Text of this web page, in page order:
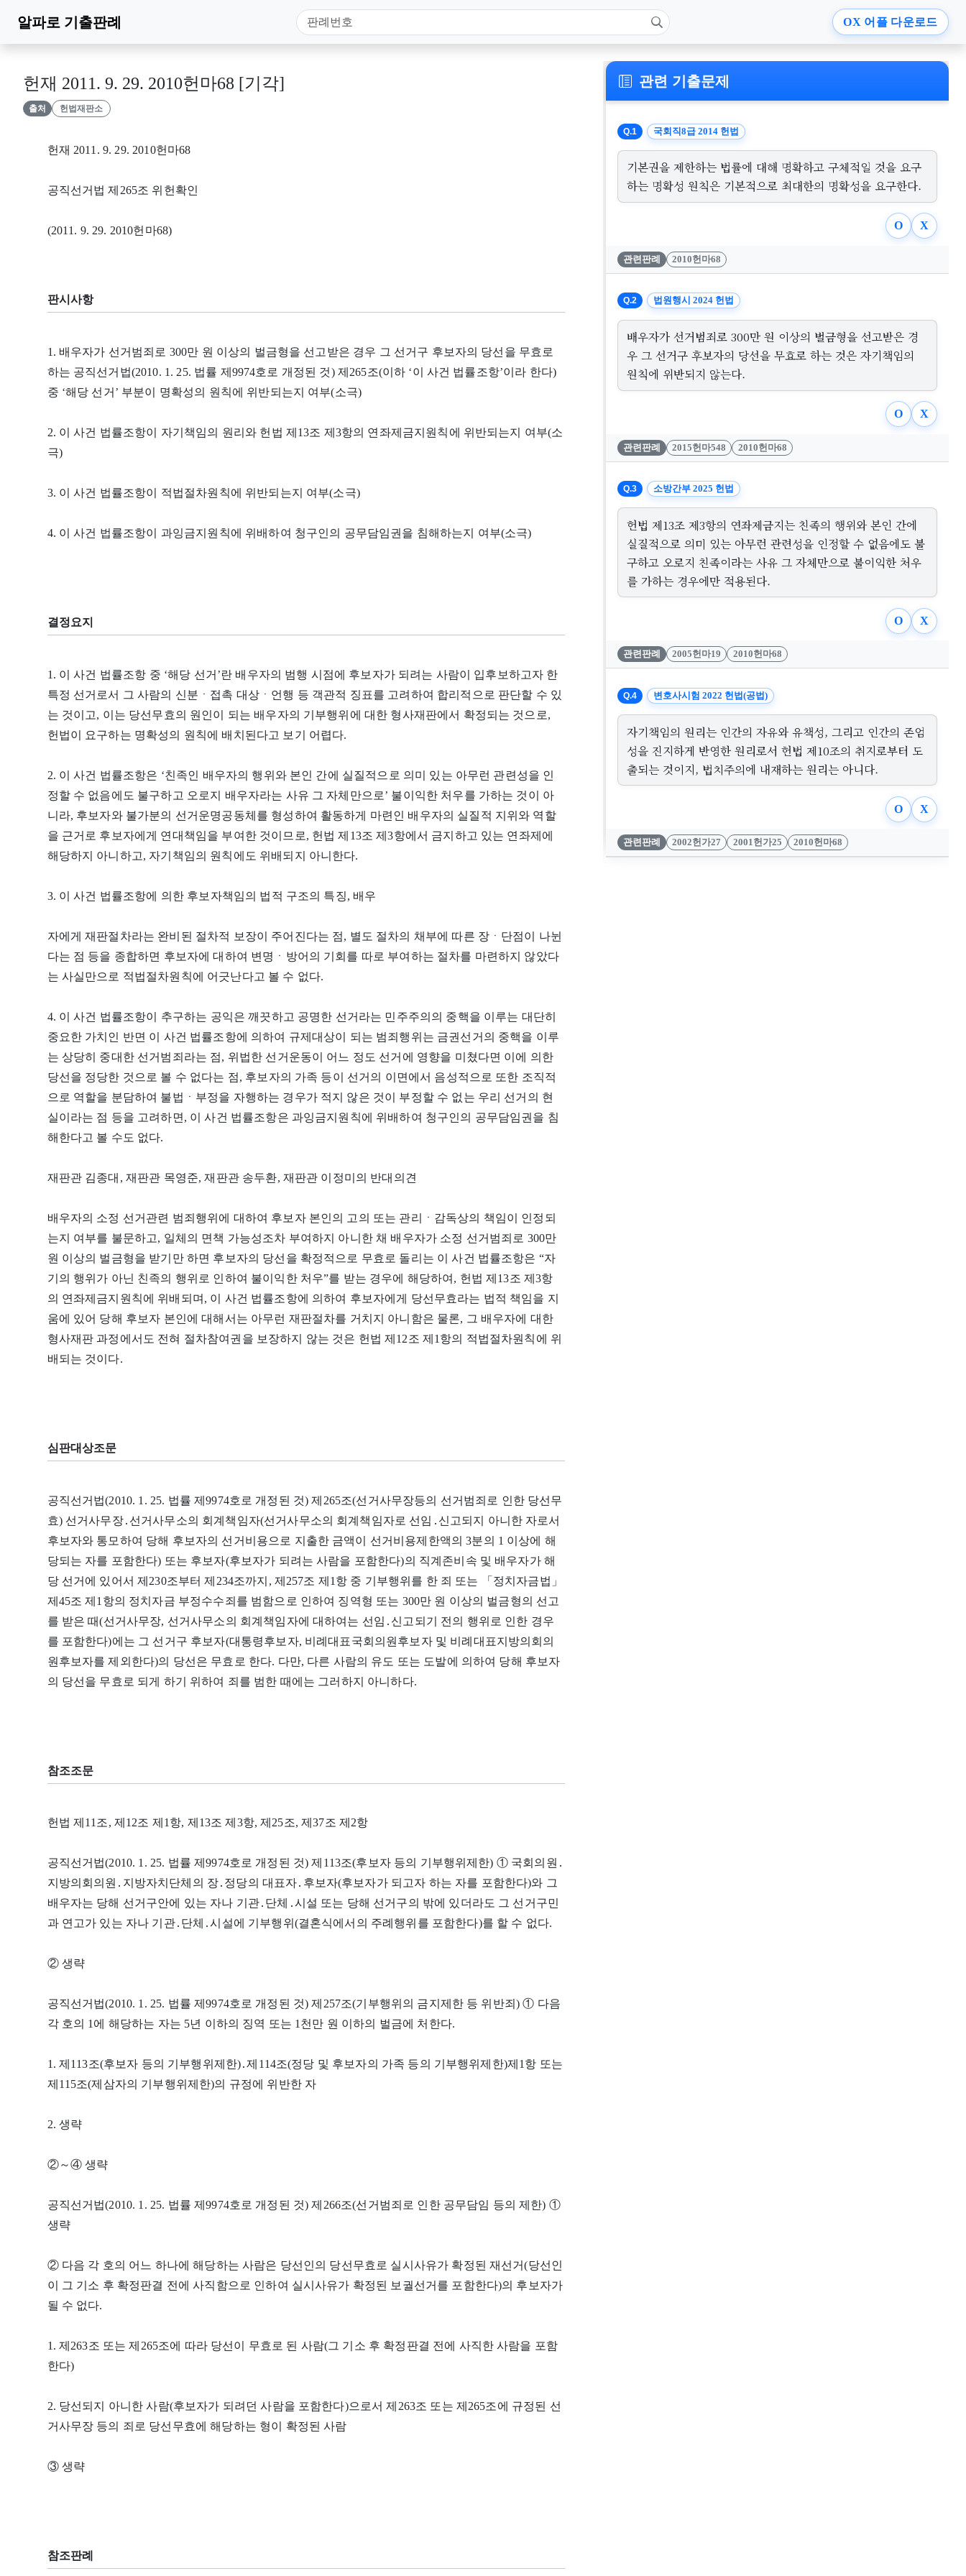
알파로 기출판례 OX 어플 다운로드
헌재 2011. 9. 29. 2010헌마68 [기각]
출처 헌법재판소
헌재 2011. 9. 29. 2010헌마68
공직선거법 제265조 위헌확인
(2011. 9. 29. 2010헌마68)
판시사항
1. 배우자가 선거범죄로 300만 원 이상의 벌금형을 선고받은 경우 그 선거구 후보자의 당선을 무효로
하는 공직선거법(2010. 1. 25. 법률 제9974호로 개정된 것) 제265조(이하 ‘이 사건 법률조항’이라 한다)
중 ‘해당 선거’ 부분이 명확성의 원칙에 위반되는지 여부(소극)
2. 이 사건 법률조항이 자기책임의 원리와 헌법 제13조 제3항의 연좌제금지원칙에 위반되는지 여부(소
극)
3. 이 사건 법률조항이 적법절차원칙에 위반되는지 여부(소극)
4. 이 사건 법률조항이 과잉금지원칙에 위배하여 청구인의 공무담임권을 침해하는지 여부(소극)
결정요지
1. 이 사건 법률조항 중 ‘해당 선거’란 배우자의 범행 시점에 후보자가 되려는 사람이 입후보하고자 한
특정 선거로서 그 사람의 신분ㆍ접촉 대상ㆍ언행 등 객관적 징표를 고려하여 합리적으로 판단할 수 있
는 것이고, 이는 당선무효의 원인이 되는 배우자의 기부행위에 대한 형사재판에서 확정되는 것으로,
헌법이 요구하는 명확성의 원칙에 배치된다고 보기 어렵다.
2. 이 사건 법률조항은 ‘친족인 배우자의 행위와 본인 간에 실질적으로 의미 있는 아무런 관련성을 인
정할 수 없음에도 불구하고 오로지 배우자라는 사유 그 자체만으로’ 불이익한 처우를 가하는 것이 아
니라, 후보자와 불가분의 선거운명공동체를 형성하여 활동하게 마련인 배우자의 실질적 지위와 역할
을 근거로 후보자에게 연대책임을 부여한 것이므로, 헌법 제13조 제3항에서 금지하고 있는 연좌제에
해당하지 아니하고, 자기책임의 원칙에도 위배되지 아니한다.
3. 이 사건 법률조항에 의한 후보자책임의 법적 구조의 특징, 배우
자에게 재판절차라는 완비된 절차적 보장이 주어진다는 점, 별도 절차의 채부에 따른 장ㆍ단점이 나뉜
다는 점 등을 종합하면 후보자에 대하여 변명ㆍ방어의 기회를 따로 부여하는 절차를 마련하지 않았다
는 사실만으로 적법절차원칙에 어긋난다고 볼 수 없다.
4. 이 사건 법률조항이 추구하는 공익은 깨끗하고 공명한 선거라는 민주주의의 중핵을 이루는 대단히
중요한 가치인 반면 이 사건 법률조항에 의하여 규제대상이 되는 범죄행위는 금권선거의 중핵을 이루
는 상당히 중대한 선거범죄라는 점, 위법한 선거운동이 어느 정도 선거에 영향을 미쳤다면 이에 의한
당선을 정당한 것으로 볼 수 없다는 점, 후보자의 가족 등이 선거의 이면에서 음성적으로 또한 조직적
으로 역할을 분담하여 불법ㆍ부정을 자행하는 경우가 적지 않은 것이 부정할 수 없는 우리 선거의 현
실이라는 점 등을 고려하면, 이 사건 법률조항은 과잉금지원칙에 위배하여 청구인의 공무담임권을 침
해한다고 볼 수도 없다.
재판관 김종대, 재판관 목영준, 재판관 송두환, 재판관 이정미의 반대의견
배우자의 소정 선거관련 범죄행위에 대하여 후보자 본인의 고의 또는 관리ㆍ감독상의 책임이 인정되
는지 여부를 불문하고, 일체의 면책 가능성조차 부여하지 아니한 채 배우자가 소정 선거범죄로 300만
원 이상의 벌금형을 받기만 하면 후보자의 당선을 확정적으로 무효로 돌리는 이 사건 법률조항은 “자
기의 행위가 아닌 친족의 행위로 인하여 불이익한 처우”를 받는 경우에 해당하여, 헌법 제13조 제3항
의 연좌제금지원칙에 위배되며, 이 사건 법률조항에 의하여 후보자에게 당선무효라는 법적 책임을 지
움에 있어 당해 후보자 본인에 대해서는 아무런 재판절차를 거치지 아니함은 물론, 그 배우자에 대한
형사재판 과정에서도 전혀 절차참여권을 보장하지 않는 것은 헌법 제12조 제1항의 적법절차원칙에 위
배되는 것이다.
심판대상조문
공직선거법(2010. 1. 25. 법률 제9974호로 개정된 것) 제265조(선거사무장등의 선거범죄로 인한 당선무
효) 선거사무장․선거사무소의 회계책임자(선거사무소의 회계책임자로 선임․신고되지 아니한 자로서
후보자와 통모하여 당해 후보자의 선거비용으로 지출한 금액이 선거비용제한액의 3분의 1 이상에 해
당되는 자를 포함한다) 또는 후보자(후보자가 되려는 사람을 포함한다)의 직계존비속 및 배우자가 해
당 선거에 있어서 제230조부터 제234조까지, 제257조 제1항 중 기부행위를 한 죄 또는 「정치자금법」
제45조 제1항의 정치자금 부정수수죄를 범함으로 인하여 징역형 또는 300만 원 이상의 벌금형의 선고
를 받은 때(선거사무장, 선거사무소의 회계책임자에 대하여는 선임․신고되기 전의 행위로 인한 경우
를 포함한다)에는 그 선거구 후보자(대통령후보자, 비례대표국회의원후보자 및 비례대표지방의회의
원후보자를 제외한다)의 당선은 무효로 한다. 다만, 다른 사람의 유도 또는 도발에 의하여 당해 후보자
의 당선을 무효로 되게 하기 위하여 죄를 범한 때에는 그러하지 아니하다.
참조조문
헌법 제11조, 제12조 제1항, 제13조 제3항, 제25조, 제37조 제2항
공직선거법(2010. 1. 25. 법률 제9974호로 개정된 것) 제113조(후보자 등의 기부행위제한) ① 국회의원․
지방의회의원․지방자치단체의 장․정당의 대표자․후보자(후보자가 되고자 하는 자를 포함한다)와 그
배우자는 당해 선거구안에 있는 자나 기관․단체․시설 또는 당해 선거구의 밖에 있더라도 그 선거구민
과 연고가 있는 자나 기관․단체․시설에 기부행위(결혼식에서의 주례행위를 포함한다)를 할 수 없다.
② 생략
공직선거법(2010. 1. 25. 법률 제9974호로 개정된 것) 제257조(기부행위의 금지제한 등 위반죄) ① 다음
각 호의 1에 해당하는 자는 5년 이하의 징역 또는 1천만 원 이하의 벌금에 처한다.
1. 제113조(후보자 등의 기부행위제한)․제114조(정당 및 후보자의 가족 등의 기부행위제한)제1항 또는
제115조(제삼자의 기부행위제한)의 규정에 위반한 자
2. 생략
②～④ 생략
공직선거법(2010. 1. 25. 법률 제9974호로 개정된 것) 제266조(선거범죄로 인한 공무담임 등의 제한) ①
생략
② 다음 각 호의 어느 하나에 해당하는 사람은 당선인의 당선무효로 실시사유가 확정된 재선거(당선인
이 그 기소 후 확정판결 전에 사직함으로 인하여 실시사유가 확정된 보궐선거를 포함한다)의 후보자가
될 수 없다.
1. 제263조 또는 제265조에 따라 당선이 무효로 된 사람(그 기소 후 확정판결 전에 사직한 사람을 포함
한다)
2. 당선되지 아니한 사람(후보자가 되려던 사람을 포함한다)으로서 제263조 또는 제265조에 규정된 선
거사무장 등의 죄로 당선무효에 해당하는 형이 확정된 사람
③ 생략
참조판례
관련 기출문제
Q.1 국회직8급 2014 헌법
기본권을 제한하는 법률에 대해 명확하고 구체적일 것을 요구
하는 명확성 원칙은 기본적으로 최대한의 명확성을 요구한다.
O X
관련판례 2010헌마68
Q.2 법원행시 2024 헌법
배우자가 선거범죄로 300만 원 이상의 벌금형을 선고받은 경
우 그 선거구 후보자의 당선을 무효로 하는 것은 자기책임의
원칙에 위반되지 않는다.
O X
관련판례 2015헌마548 2010헌마68
Q.3 소방간부 2025 헌법
헌법 제13조 제3항의 연좌제금지는 친족의 행위와 본인 간에
실질적으로 의미 있는 아무런 관련성을 인정할 수 없음에도 불
구하고 오로지 친족이라는 사유 그 자체만으로 불이익한 처우
를 가하는 경우에만 적용된다.
O X
관련판례 2005헌마19 2010헌마68
Q.4 변호사시험 2022 헌법(공법)
자기책임의 원리는 인간의 자유와 유책성, 그리고 인간의 존엄
성을 진지하게 반영한 원리로서 헌법 제10조의 취지로부터 도
출되는 것이지, 법치주의에 내재하는 원리는 아니다.
O X
관련판례 2002헌가27 2001헌가25 2010헌마68